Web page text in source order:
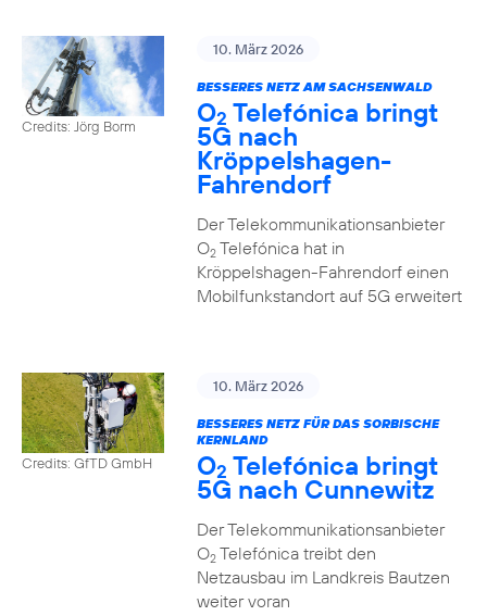
Credits: Jörg Borm
10. März 2026
BESSERES NETZ AM SACHSENWALD
O2 Telefónica bringt
5G nach
Kröppelshagen-
Fahrendorf
Der Telekommunikationsanbieter
O2Telefónica hat in
Kröppelshagen-Fahrendorf einen
Mobilfunkstandort auf 5G erweitert
Credits: GfTD GmbH
10. März 2026
BESSERES NETZ FÜR DAS SORBISCHE
KERNLAND
O2 Telefónica bringt
5G nach Cunnewitz
Der Telekommunikationsanbieter
O2Telefónica treibt den
Netzausbau im Landkreis Bautzen
weiter voran